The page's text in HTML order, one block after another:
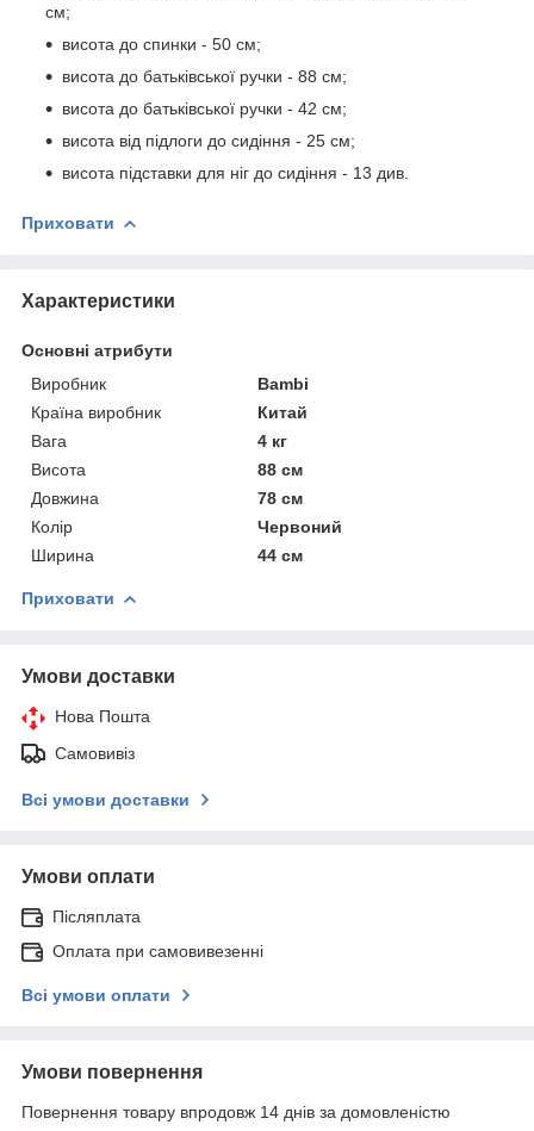
см;
висота до спинки - 50 см;
висота до батьківської ручки - 88 см;
висота до батьківської ручки - 42 см;
висота від підлоги до сидіння - 25 см;
висота підставки для ніг до сидіння - 13 див.
Приховати
Характеристики
Основні атрибути
Виробник
Bambi
Країна виробник
Китай
Вага
4 кг
Висота
88 см
Довжина
78 см
Колір
Червоний
Ширина
44 см
Приховати
Умови доставки
Нова Пошта
Самовивіз
Всі умови доставки
Умови оплати
Післяплата
Оплата при самовивезенні
Всі умови оплати
Умови повернення
Повернення товару впродовж 14 днів за домовленістю